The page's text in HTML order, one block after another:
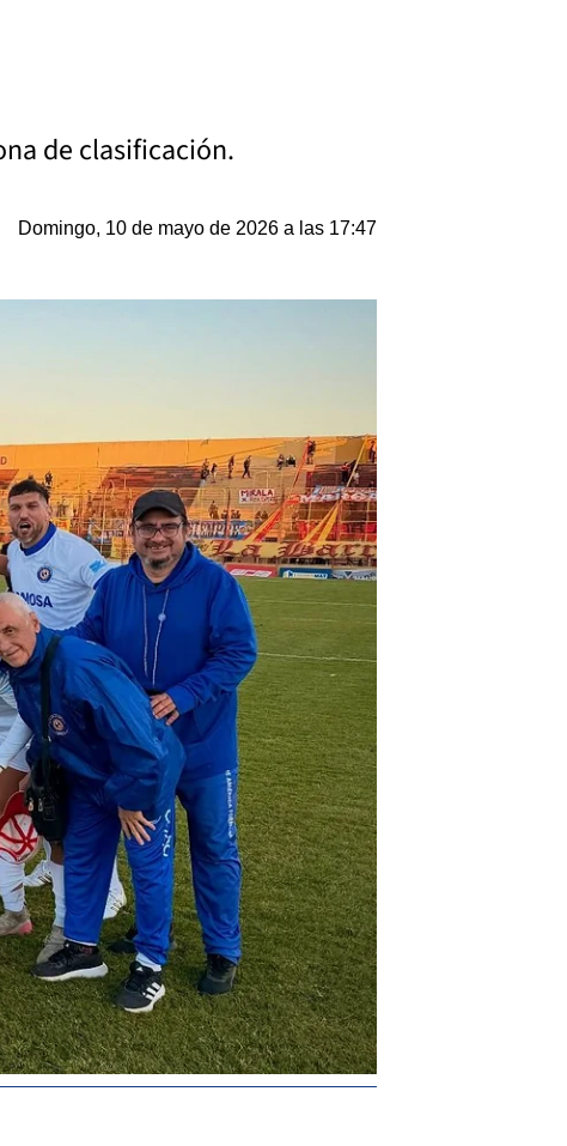
de clasificación.
Domingo, 10 de mayo de 2026 a las 17:47